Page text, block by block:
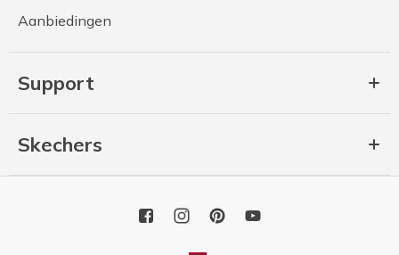
Aanbiedingen
Support
Skechers